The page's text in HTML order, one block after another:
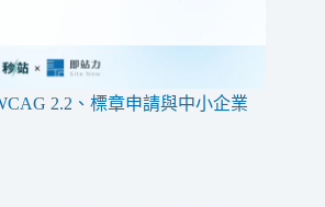
2.2、標章申請與中小企業